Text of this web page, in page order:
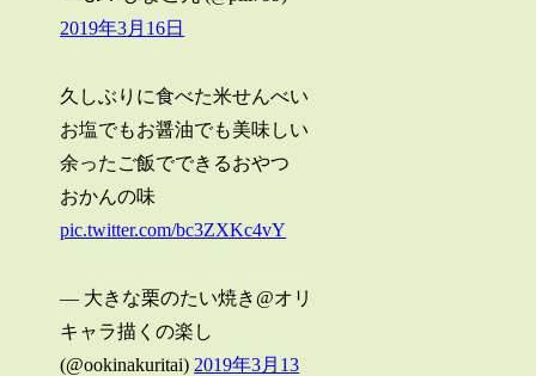
2019年3月16日
久しぶりに食べた米せんべい
お塩でもお醤油でも美味しい
余ったご飯でできるおやつ
おかんの味
pic.twitter.com/bc3ZXKc4vY
— 大きな栗のたい焼き@オリ
キャラ描くの楽し
(@ookinakuritai) 2019年3月13